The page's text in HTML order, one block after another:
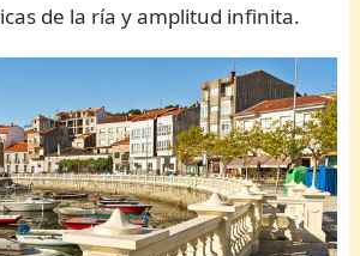
de la ría y amplitud infinita.